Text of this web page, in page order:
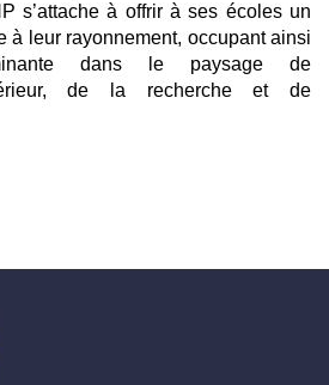
s’attache à offrir à ses écoles un
à leur rayonnement, occupant ainsi
dans le paysage de
de la recherche et de